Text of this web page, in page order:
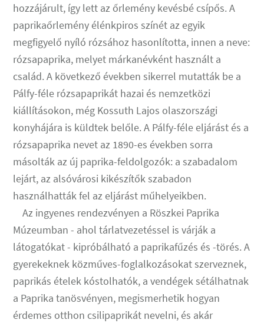
hozzájárult, így lett az őrlemény kevésbé csípős. A
paprikaőrlemény élénkpiros színét az egyik
megfigyelő nyíló rózsához hasonlította, innen a neve:
rózsapaprika, melyet márkanévként használt a
család. A következő években sikerrel mutatták be a
Pálfy-féle rózsapaprikát hazai és nemzetközi
kiállításokon, még Kossuth Lajos olaszországi
konyhájára is küldtek belőle. A Pálfy-féle eljárást és a
rózsapaprika nevet az 1890-es években sorra
másolták az új paprika-feldolgozók: a szabadalom
lejárt, az alsóvárosi kikészítők szabadon
használhatták fel az eljárást műhelyeikben.
Az ingyenes rendezvényen a Röszkei Paprika
Múzeumban - ahol tárlatvezetéssel is várják a
látogatókat - kipróbálható a paprikafűzés és -törés. A
gyerekeknek közműves-foglalkozásokat szerveznek,
paprikás ételek kóstolhatók, a vendégek sétálhatnak
a Paprika tanösvényen, megismerhetik hogyan
érdemes otthon csilipaprikát nevelni, és akár